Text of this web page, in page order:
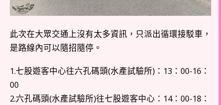
此次在大眾交通上沒有太多資訊，只派出循環接駁車，
是路線內可以隨招隨停。
1.七股遊客中心往六孔碼頭(水產試驗所)：13：00-16：
00
2.六孔碼頭(水產試驗所)往七股遊客中心：14：00-18：